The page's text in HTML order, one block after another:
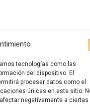
tecnologías como las
del dispositivo. El
procesar datos como el
únicas en este sitio.
negativamente a ciertas